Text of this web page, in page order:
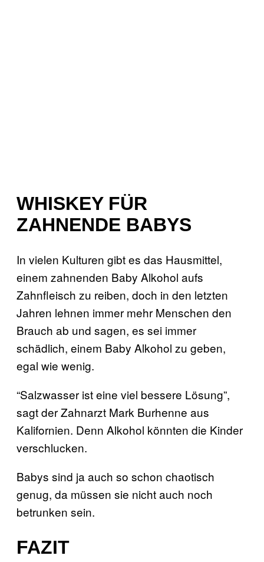
WHISKEY FÜR
ZAHNENDE BABYS
In vielen Kulturen gibt es das Hausmittel,
einem zahnenden Baby Alkohol aufs
Zahnfleisch zu reiben, doch in den letzten
Jahren lehnen immer mehr Menschen den
Brauch ab und sagen, es sei immer
schädlich, einem Baby Alkohol zu geben,
egal wie wenig.
“Salzwasser ist eine viel bessere Lösung”,
sagt der Zahnarzt Mark Burhenne aus
Kalifornien. Denn Alkohol könnten die Kinder
verschlucken.
Babys sind ja auch so schon chaotisch
genug, da müssen sie nicht auch noch
betrunken sein.
FAZIT